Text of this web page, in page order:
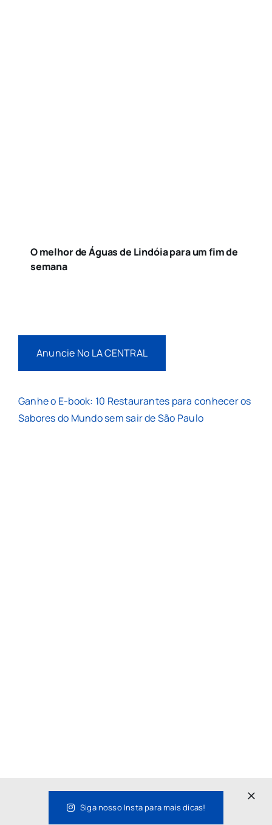
O melhor de Águas de Lindóia para um fim de
semana
Anuncie No LA CENTRAL
Ganhe o E-book: 10 Restaurantes para conhecer os
Sabores do Mundo sem sair de São Paulo
Siga nosso Insta para mais dicas!